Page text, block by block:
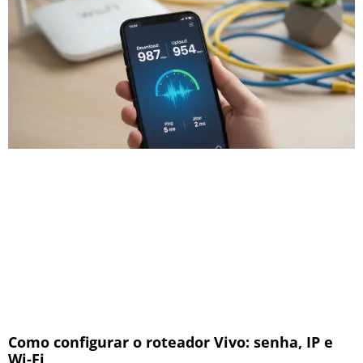
Como configurar o roteador Vivo: senha, IP e
Wi-Fi